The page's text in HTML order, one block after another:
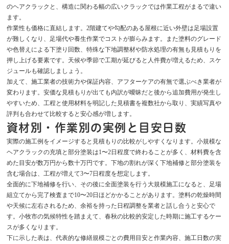
のヘアクラックと、構造に関わる幅の広いクラックでは作業工程がまるで違い
ます。
作業性も価格に直結します。2階建てや勾配のある屋根に近い外壁は足場設置
が難しくなり、足場代や養生作業でコストが膨らみます。また塗料のグレード
や色替えによる下塗り回数、特殊な下地調整材や防水処理の有無も見積もりを
押し上げる要素です。天候や季節で工期が延びると人件費が増えるため、スケ
ジュールも確認しましょう。
加えて、施工業者の技術力や保証内容、アフターケアの有無で選ぶべき業者が
変わります。安価な見積もりが出ても内訳が曖昧だと後から追加費用が発生し
やすいため、工程と使用材料を明記した見積書を複数社から取り、実績写真や
評判も合わせて比較すると安心感が増します。
資材別・作業別の実例と目安日数
実際の施工例をイメージすると見積もりの比較がしやすくなります。小規模な
ヘアクラックの充填と部分塗装は1〜2日程度で終わることが多く、材料費を含
めた目安が数万円から数十万円です。下地の割れが深く下地補修と部分塗装を
含む場合は、工程が増えて3〜7日程度を想定します。
全面的に下地補修を行い、その後に全面塗装を行う大規模施工になると、足場
組立てから完了検査まで10〜20日ほどかかることがあります。塗料の乾燥時間
や天候に左右されるため、余裕を持った日程調整を業者と話し合うと安心で
す。小牧市の気候特性を踏まえて、春秋の比較的安定した時期に施工するケー
スが多くなります。
下に示した表は、代表的な修繕規模ごとの費用目安と作業内容、施工日数の実